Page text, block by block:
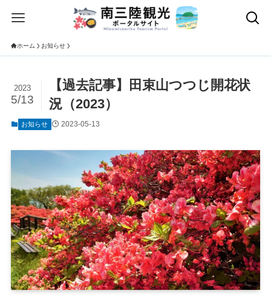
ホーム お知らせ
【過去記事】田束山つつじ開花状
況（2023）
2023
5/13
お知らせ 2023-05-13